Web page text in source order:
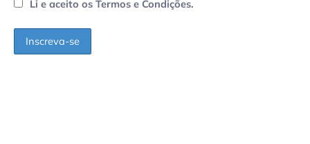
Li e aceito os Termos e Condições.